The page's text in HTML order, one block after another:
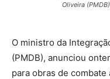
Oliveira
O ministro da
(PMDB), anunciou
para obras de